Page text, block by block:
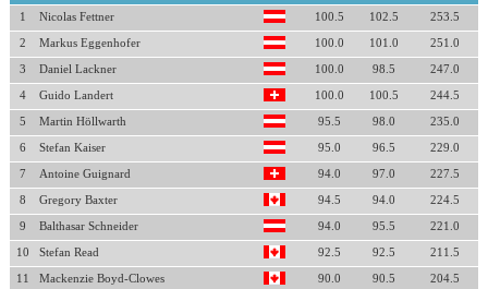
1 Nicolas Fettner 100.5 102.5 253.5
2 Markus Eggenhofer 100.0 101.0 251.0
3 Daniel Lackner 100.0 98.5 247.0
4 Guido Landert 100.0 100.5 244.5
5 Martin Höllwarth 95.5 98.0 235.0
6 Stefan Kaiser 95.0 96.5 229.0
7 Antoine Guignard 94.0 97.0 227.5
8 Gregory Baxter 94.5 94.0 224.5
9 Balthasar Schneider 94.0 95.5 221.0
10 Stefan Read 92.5 92.5 211.5
11 Mackenzie Boyd-Clowes 90.0 90.5 204.5